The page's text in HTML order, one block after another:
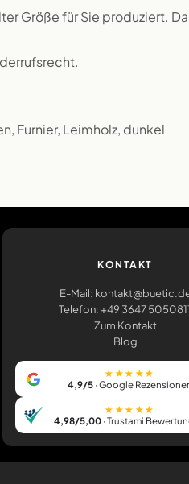
Größe für Sie produziert.
Furnier, Leimholz, dunkel
KONTAKT
E-Mail:
Telefon: +49 3647
Zum Kontakt
Blog
★★★★★
4,9/5 · Google
★★★★★
4,98/5,00 · Trustami